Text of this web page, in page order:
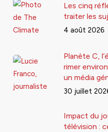
Les cinq
traiter les
4 août 2026
Planète C,
rimer
un média
30 juillet
Impact du
télévision :